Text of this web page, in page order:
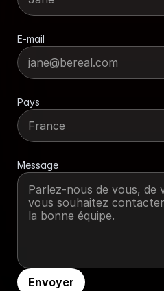
E-mail
Pays
Message
Envoyer